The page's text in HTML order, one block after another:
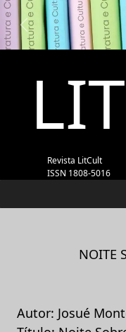
Previous
Revista LitCult
ISSN 1808-5016
NOITE
Autor: Josué